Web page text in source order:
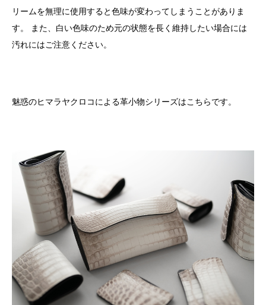
リームを無理に使用すると色味が変わってしまうことがありま
す。 また、白い色味のため元の状態を長く維持したい場合には
汚れにはご注意ください。
魅惑のヒマラヤクロコによる革小物シリーズはこちらです。